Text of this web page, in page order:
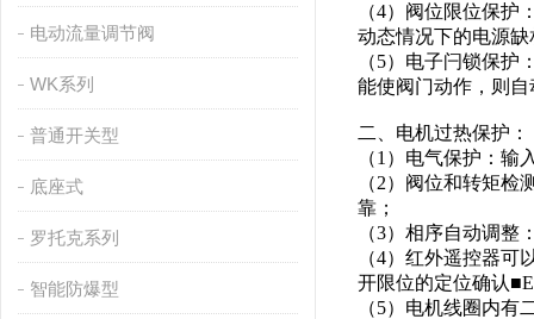
电动流量调节阀
WK系列
普通开关型
底座式
罗托克系列
智能防爆型
（4）阀位限位保
动态情况下的电源
（5）电子闩锁保
能使阀门动作，则
二、电机过热保护
（1）电气保护：
（2）阀位和转矩
靠；
（3）相序自动调
（4）红外遥控器
开限位的定位确认
（5） 电机线圈内有